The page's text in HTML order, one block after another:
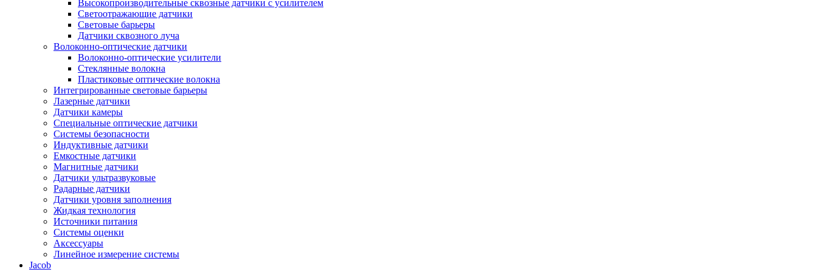
Высокопроизводительные сквозные датчики с усилителем
Светоотражающие датчики
Световые барьеры
Датчики сквозного луча
Волоконно-оптические датчики
Волоконно-оптические усилители
Стеклянные волокна
Пластиковые оптические волокна
Интегрированные световые барьеры
Лазерные датчики
Датчики камеры
Специальные оптические датчики
Системы безопасности
Индуктивные датчики
Емкостные датчики
Магнитные датчики
Датчики ультразвуковые
Радарные датчики
Датчики уровня заполнения
Жидкая технология
Источники питания
Системы оценки
Аксессуары
Линейное измерение системы
Jacob